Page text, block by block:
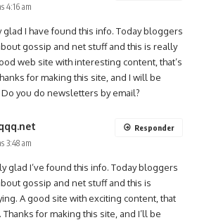
4:16 am
glad I have found this info. Today bloggers
gossip and net stuff and this is really
web site with interesting content, that’s
for making this site, and I will be
you do newsletters by email?
3:48 am
glad I’ve found this info. Today bloggers
gossip and net stuff and this is
A good site with exciting content, that
Thanks for making this site, and I’ll be
Responder